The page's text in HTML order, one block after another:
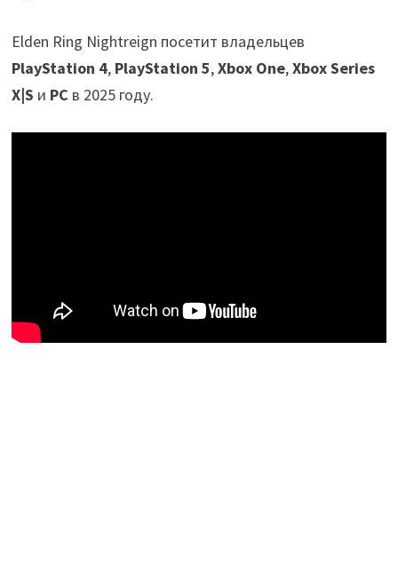
Elden Ring Nightreign посетит владельцев
PlayStation 4, PlayStation 5,Xbox One,Xbox Series
X|S и PC в 2025 году.